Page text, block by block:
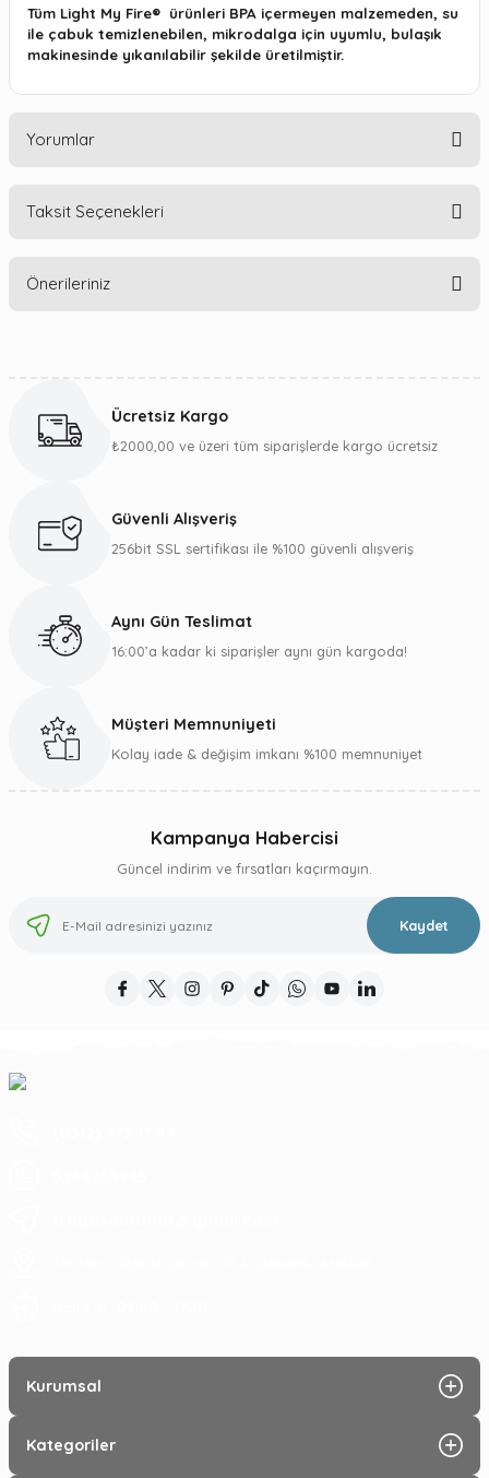
Tüm Light My Fire® ürünleri BPA içermeyen malzemeden, su
ile çabuk temizlenebilen, mikrodalga için uyumlu, bulaşık
makinesinde yıkanılabilir şekilde üretilmiştir.
Yorumlar
Taksit Seçenekleri
Önerileriniz
Görüş ve önerileriniz için teşekkür ederiz.
Ürün bilgilerinde hatalar bulunuyor.
Gönder
Ücretsiz Kargo
₺2000,00 ve üzeri tüm siparişlerde kargo ücretsiz
Güvenli Alışveriş
256bit SSL sertifikası ile %100 güvenli alışveriş
Aynı Gün Teslimat
16:00’a kadar ki siparişler aynı gün kargoda!
Müşteri Memnuniyeti
Kolay iade & değişim imkanı %100 memnuniyet
Kampanya Habercisi
Güncel indirim ve fırsatları kaçırmayın.
Kaydet
Kurumsal
Kategoriler